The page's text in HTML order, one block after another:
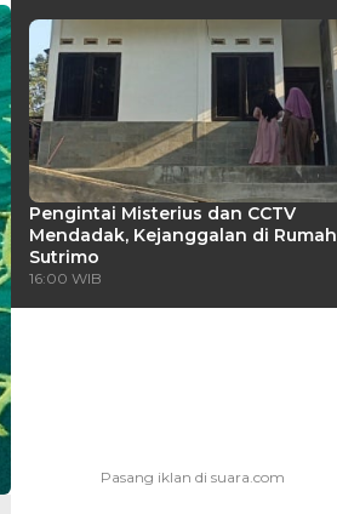
Pengintai Misterius dan CCTV
Mendadak, Kejanggalan di Rumah
Sutrimo
16:00 WIB